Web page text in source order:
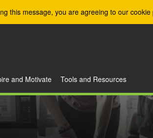
this message, you are agreeing to our cookie
and Motivate Tools and Resources